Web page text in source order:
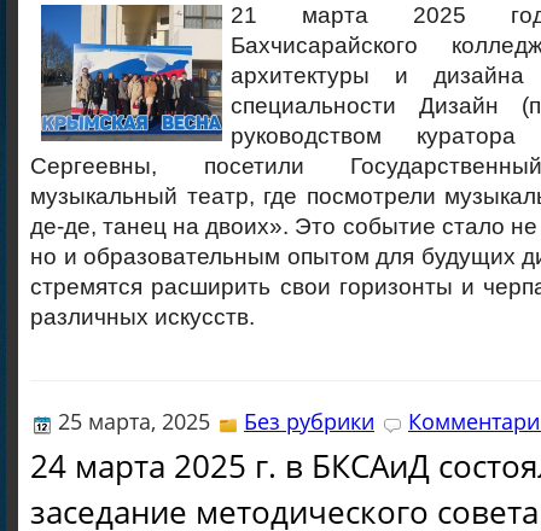
21 марта 2025
Бахчисарайского
архитектуры и
специальности Дизайн
руководством
Сергеевны, посетили
музыкальный театр, где посмотрели
де-де, танец на двоих». Это событие стало не
но и образовательным опытом для будущих
стремятся расширить свои горизонты и
различных искусств.
25 марта, 2025 Без рубрики
24 марта 2025 г. в БКСАиД
заседание методического